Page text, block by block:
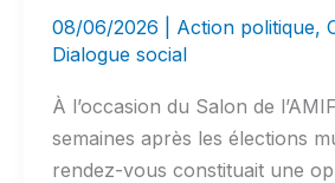
08/06/2026 Action politique,
Dialogue social
À l’occasion du Salon de
semaines après les élections
rendez-vous constituait une